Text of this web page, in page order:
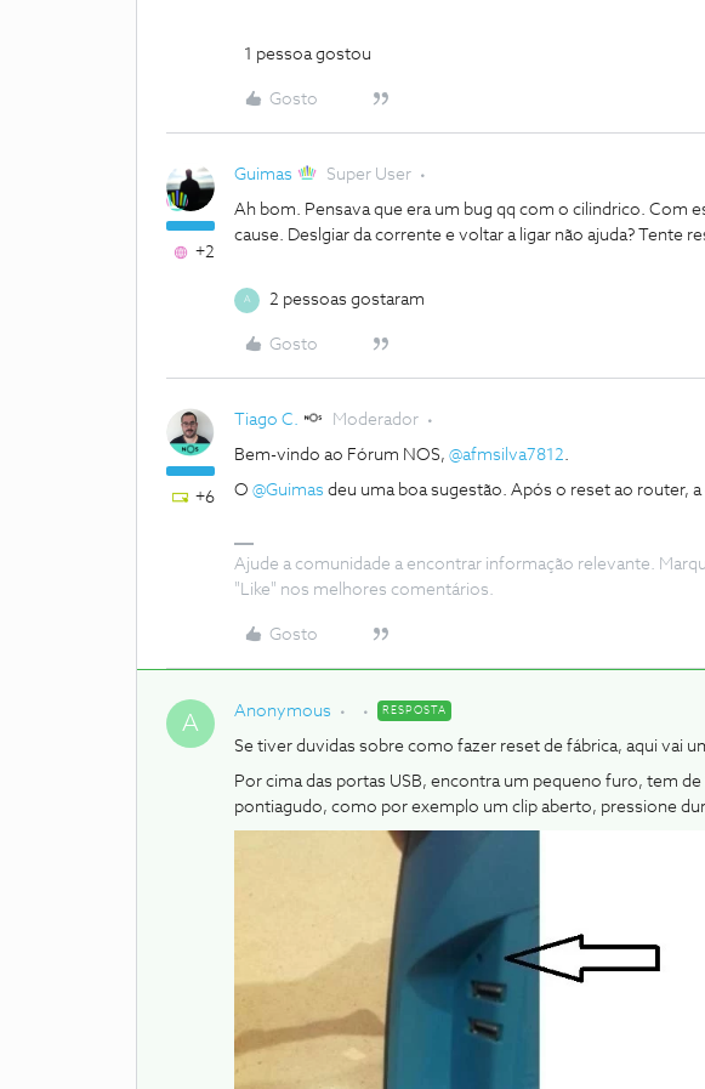
1 pessoa gostou
Gosto
+2
Guimas Super User
Ah bom. Pensava que era um bug qq com o cilindrico. Com
cause. Deslgiar da corrente e voltar a ligar não ajuda? Tente
A 2 pessoas gostaram
Gosto
+6
Tiago C. Moderador
Bem-vindo ao Fórum NOS, @afmsilva7812
O @Guimas deu uma boa sugestão. Após o reset ao router,
Ajude a comunidade a encontrar informação relevante.
"Like" nos melhores comentários.
Gosto
A Anonymous RESPOSTA
Se tiver duvidas sobre como fazer reset de fábrica, aqui vai
Por cima das portas USB, encontra um pequeno furo, tem
pontiagudo, como por exemplo um clip aberto, pressione